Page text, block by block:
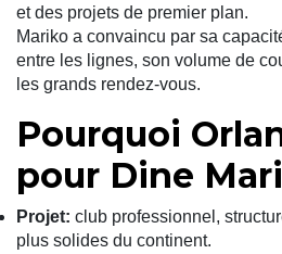
et des projets de premier plan.
Mariko a convaincu par sa
entre les lignes, son volume de
les grands rendez-vous.
Pourquoi
pour Dine
Projet: club professionnel,
plus solides du continent.